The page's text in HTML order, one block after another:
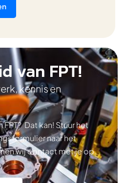
van FPT!
kennis en
Dat kan! Stuur het
naar het
wij contact met je op.